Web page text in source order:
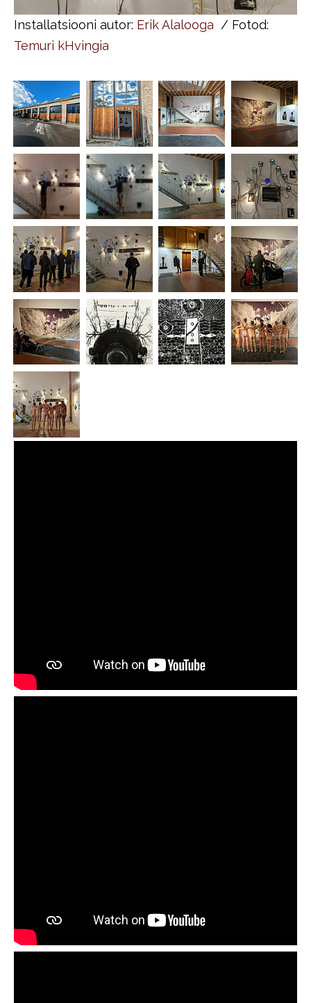
Installatsiooni autor: Erik Alalooga / Fotod:
Temuri kHvingia